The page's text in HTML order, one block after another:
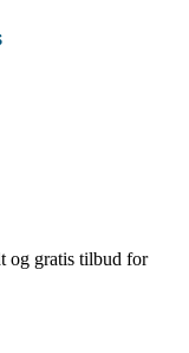
og gratis tilbud for